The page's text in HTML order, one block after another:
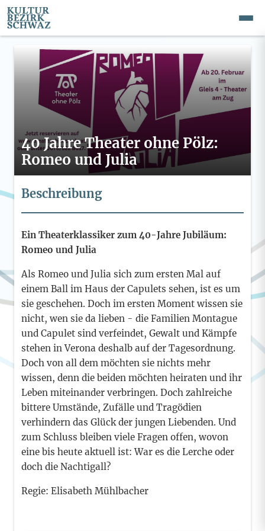
40 Jahre Theater ohne Pölz:
Romeo und Julia
Beschreibung
Ein Theaterklassiker zum 40-Jahre Jubiläum:
Romeo und Julia
Als Romeo und Julia sich zum ersten Mal auf
einem Ball im Haus der Capulets sehen, ist es um
sie geschehen. Doch im ersten Moment wissen sie
nicht, wen sie da lieben - die Familien Montague
und Capulet sind verfeindet, Gewalt und Kämpfe
stehen in Verona deshalb auf der Tagesordnung.
Doch von all dem möchten sie nichts mehr
wissen, denn die beiden möchten heiraten und ihr
Leben miteinander verbringen. Doch zahlreiche
bittere Umstände, Zufälle und Tragödien
verhindern das Glück der jungen Liebenden. Und
zum Schluss bleiben viele Fragen offen, wovon
eine bis heute aktuell ist: War es die Lerche oder
doch die Nachtigall?
Regie: Elisabeth Mühlbacher